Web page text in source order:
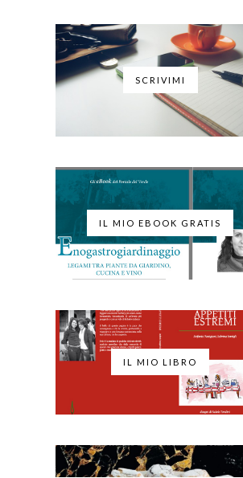
SCRIVIMI
IL MIO EBOOK GRATIS
IL MIO LIBRO